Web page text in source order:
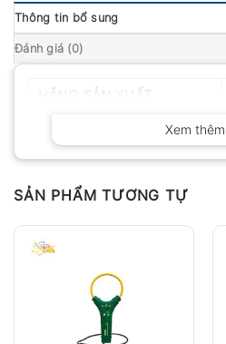
Thông tin bổ sung
Đánh giá (0)
Xem thêm
SẢN PHẨM TƯƠNG TỰ